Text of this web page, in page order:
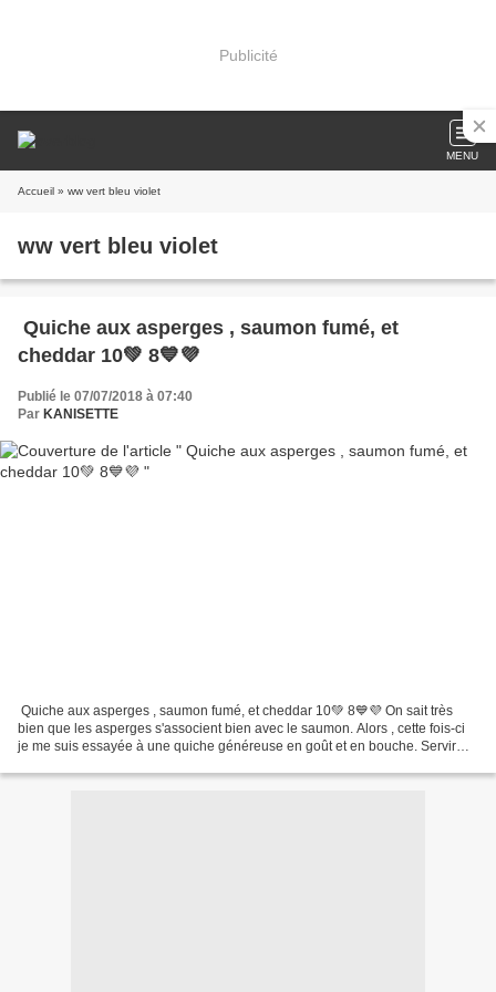
Publicité
MENU
Accueil » ww vert bleu violet
ww vert bleu violet
Quiche aux asperges , saumon fumé, et
cheddar 10💚 8💙💜
Publié le 07/07/2018 à 07:40
Par KANISETTE
Quiche aux asperges , saumon fumé, et cheddar 10💚 8💙💜 On sait très
bien que les asperges s'associent bien avec le saumon. Alors , cette fois-ci
je me suis essayée à une quiche généreuse en goût et en bouche. Servir